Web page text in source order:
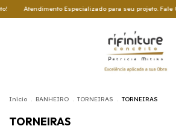
Especializado para seu projeto. Fale Conosco!
Início . BANHEIRO . TORNEIRAS . TORNEIRAS
TORNEIRAS